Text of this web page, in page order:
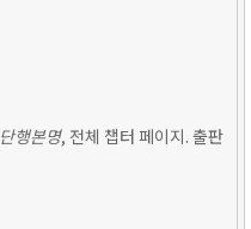
단행본명, 전체 챕터 페이지. 출판